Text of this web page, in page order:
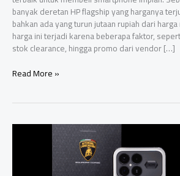
banyak deretan HP flagship yang harganya
bahkan ada yang turun jutaan rupiah dari
harga ini terjadi karena beberapa faktor,
stok clearance, hingga promo dari vendor […]
Deretan
Harganya
Read More »